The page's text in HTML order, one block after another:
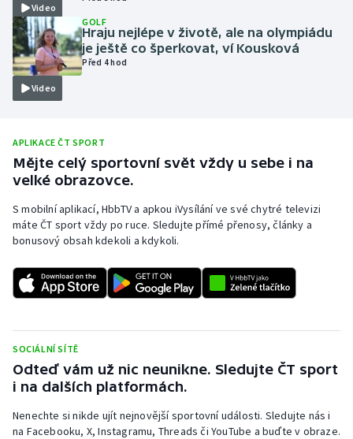
Moderní pětiboj
Motorsport
Parasport
Plážový volejbal
Ragby
Rychlostní kanoistika
Short track
Sportovní střelba
Video
Video
GOLF
Hraju nejlépe v životě, ale na olympiádu
je ještě co šperkovat, ví Kousková
Před 4 hod
APLIKACE ČT SPORT
Mějte celý sportovní svět vždy u sebe i na
velké obrazovce.
S mobilní aplikací, HbbTV a apkou iVysílání ve své chytré televizi
máte ČT sport vždy po ruce. Sledujte přímé přenosy, články a
bonusový obsah kdekoli a kdykoli.
SOCIÁLNÍ SÍTĚ
Odteď vám už nic neunikne. Sledujte ČT sport
i na dalších platformách.
Nenechte si nikde ujít nejnovější sportovní události. Sledujte nás i
na Facebooku, X, Instagramu, Threads či YouTube a buďte v obraze.